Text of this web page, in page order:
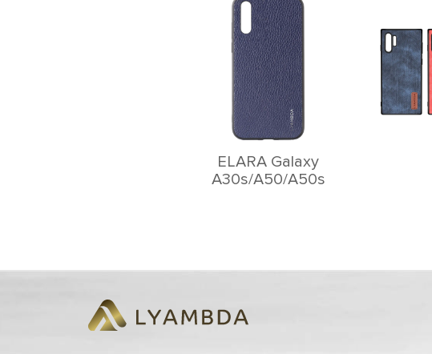
ELARA Galaxy
A30s/A50/A50s